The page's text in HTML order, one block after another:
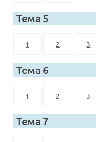
Тема 5
1 2 3
Тема 6
1 2 3
Тема 7